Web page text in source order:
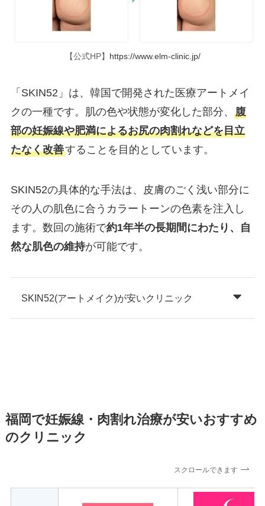
【公式HP】 https://www.elm-clinic.jp/
「SKIN52」は、韓国で開発された医療アートメイ
クの一種です。肌の色や状態が変化した部分、 腹
部の妊娠線や肥満によるお尻の肉割れなどを目立
たなく改善することを目的としています。
SKIN52の具体的な手法は、皮膚のごく浅い部分に
その人の肌色に合うカラートーンの色素を注入し
ます。数回の施術で約1年半の長期間にわたり、自
然な肌色の維持が可能です。
SKIN52(アートメイク)が安いクリニック
福岡で妊娠線・肉割れ治療が安いおすすめ
のクリニック
スクロールできます